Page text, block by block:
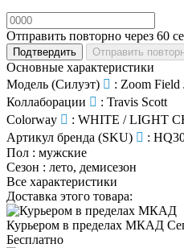
Отправить повторно через 60
Подтвердить Отправить
Основные характеристики
Модель (Силуэт)
: Zoom Field
Коллаборации
: Travis Scott
Colorway
: WHITE / LIGHT
Артикул бренда (SKU)
:
Пол : мужские
Сезон : лето, демисезон
Все характеристики
Доставка этого товара:
Курьером в пределах МКАД
Бесплатно